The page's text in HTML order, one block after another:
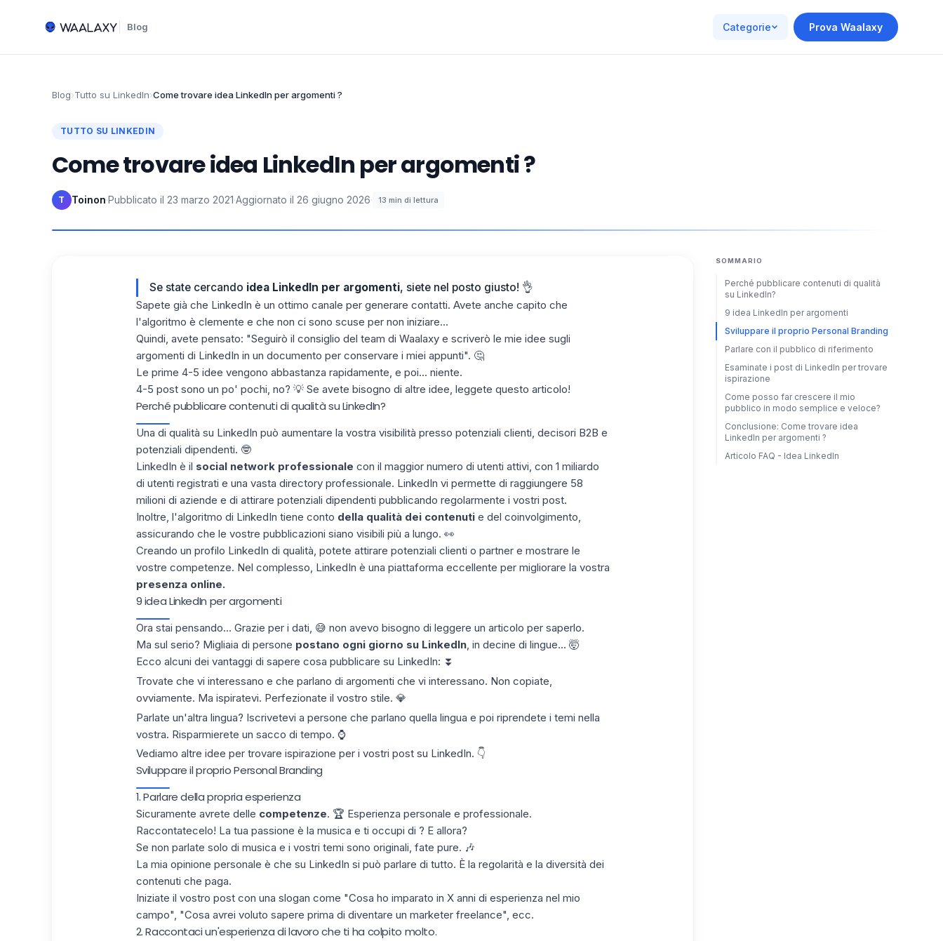
Blog Categorie Prova Waalaxy
Blog›Tutto su LinkedIn›Come trovare idea LinkedIn​ per argomenti ?
TUTTO SU LINKEDIN
Come trovare idea LinkedIn​ per argomenti ?
T Toinon·Pubblicato il 23 marzo 2021·Aggiornato il 26 giugno 2026· 13 min di lettura
Se state cercando idea LinkedIn per argomenti, siete nel posto giusto! 👌
Sapete già che LinkedIn è un ottimo canale per generare contatti. Avete anche capito che
l'algoritmo è clemente e che non ci sono scuse per non iniziare...
Quindi, avete pensato: "Seguirò il consiglio del team di Waalaxye scriverò le mie idee sugli
argomenti di LinkedIn in un documento per conservare i miei appunti". 🤔
Le prime 4-5 idee vengono abbastanza rapidamente, e poi... niente.
4-5 post sono un po' pochi, no? 💡 Se avete bisogno di altre idee, leggete questo articolo!
Perché pubblicare contenuti di qualità su LinkedIn?
Una di qualità su LinkedIn può aumentare la vostra visibilità presso potenziali clienti, decisori B2B e
potenziali dipendenti. 🤓
LinkedIn è il social network professionale con il maggior numero di utenti attivi, con 1 miliardo
di utenti registrati e una vasta directory professionale. LinkedIn vi permette di raggiungere 58
milioni di aziende e di attirare potenziali dipendenti pubblicando regolarmente i vostri post.
Inoltre, l'algoritmo di LinkedIn tiene conto della qualità dei contenutie del coinvolgimento,
assicurando che le vostre pubblicazioni siano visibili più a lungo. 👀
Creando un profilo LinkedIn di qualità, potete attirare potenziali clienti o partnere mostrare le
vostre competenze. Nel complesso, LinkedIn è una piattaforma eccellente per migliorare la vostra
presenza online.
9 idea LinkedIn per argomenti
Ora stai pensando... Grazie per i dati, 😅 non avevo bisogno di leggere un articolo per saperlo.
Ma sul serio? Migliaia di persone postano ogni giorno su LinkedIn, in decine di lingue... 🤯
Ecco alcuni dei vantaggi di sapere cosa pubblicare su LinkedIn: ⏬
Trovate che vi interessano e che parlano di argomenti che vi interessano. Non copiate,
ovviamente. Ma ispiratevi. Perfezionate il vostro stile. 💎
Parlate un'altra lingua? Iscrivetevi a persone che parlano quella lingua e poi riprendete i temi nella
vostra. Risparmierete un sacco di tempo. ⌚
Vediamo altre idee per trovare ispirazione per i vostri post su LinkedIn. 👇
Sviluppare il proprio Personal Branding
1. Parlare della propria esperienza
Sicuramente avrete delle competenze. 🏆 Esperienza personale e professionale.
Raccontatecelo! La tua passione è la musica e ti occupi di ? E allora?
Se non parlate solo di musica e i vostri temi sono originali, fate pure. 🎶
La mia opinione personale è che su LinkedIn si può parlare di tutto. È la regolarità e la diversità dei
contenuti che paga.
Iniziate il vostro post con una slogan come "Cosa ho imparato in X anni di esperienza nel mio
campo", "Cosa avrei voluto sapere prima di diventare un marketer freelance", ecc.
2. Raccontaci un'esperienza di lavoro che ti ha colpito molto.
SOMMARIO
Perché pubblicare contenuti di qualità
su LinkedIn?
9 idea LinkedIn per argomenti
Sviluppare il proprio Personal Branding
Parlare con il pubblico di riferimento
Esaminate i post di LinkedIn per trovare
ispirazione
Come posso far crescere il mio
pubblico in modo semplice e veloce?
Conclusione: Come trovare idea
LinkedIn per argomenti ?
Articolo FAQ - Idea LinkedIn